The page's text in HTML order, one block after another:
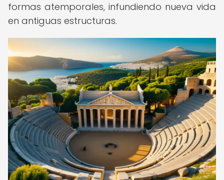
formas atemporales, infundiendo nueva vida
en antiguas estructuras.